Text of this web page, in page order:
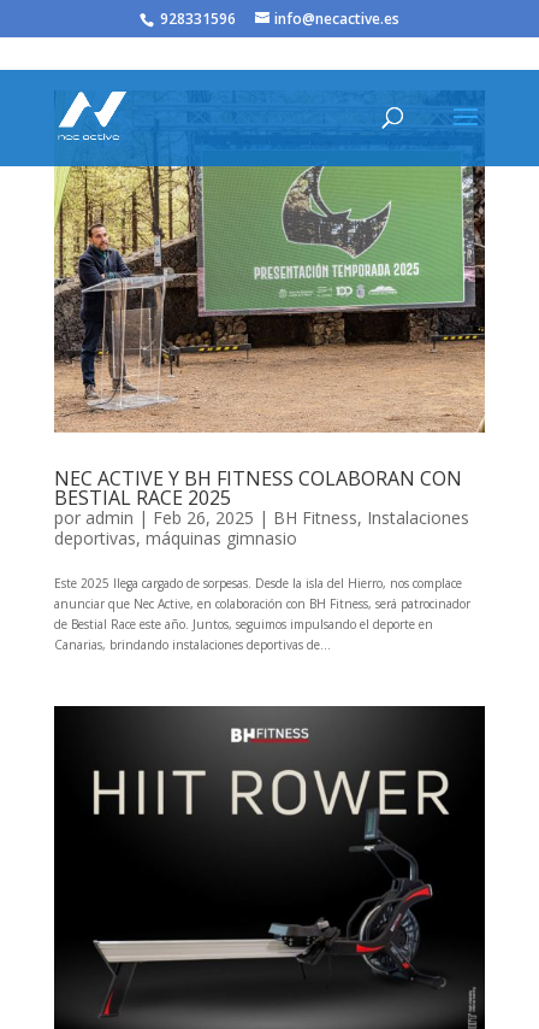
/* JS para menú plegable móvil Divi */
928331596 info@necactive.es
NEC ACTIVE Y BH FITNESS COLABORAN CON
BESTIAL RACE 2025
por admin | Feb 26, 2025 | BH Fitness, Instalaciones
deportivas, máquinas gimnasio
Este 2025 llega cargado de sorpesas. Desde la isla del Hierro, nos complace
anunciar que Nec Active, en colaboración con BH Fitness, será patrocinador
de Bestial Race este año. Juntos, seguimos impulsando el deporte en
Canarias, brindando instalaciones deportivas de...